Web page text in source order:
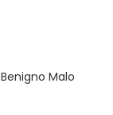
Malo